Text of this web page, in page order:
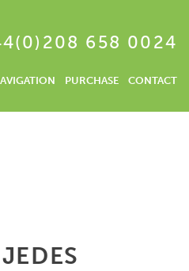
658 0024
PURCHASE CONTACT